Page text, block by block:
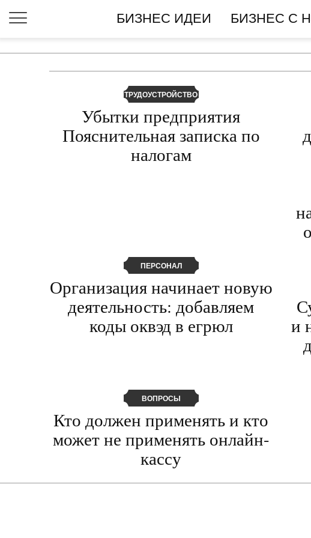
БИЗНЕС ИДЕИ БИЗНЕС С
РЕГИСТРАЦИЯ ООО
ТРУДОУСТРОЙСТВО
Убытки предприятия
Пояснительная записка по
налогам
ПЕРСОНАЛ
Организация начинает новую
деятельность: добавляем
коды оквэд в егрюл
и
ВОПРОСЫ
Кто должен применять и кто
может не применять онлайн-
кассу